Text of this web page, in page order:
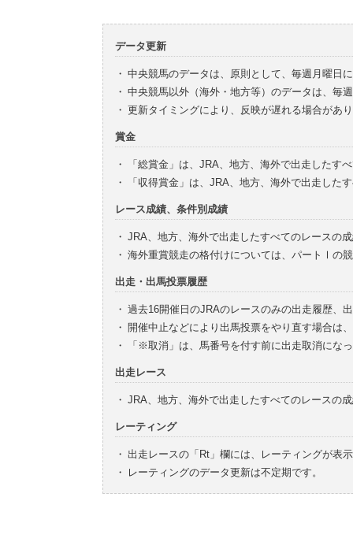
データ更新
・ 中央競馬のデータは、原則として、毎週月曜日
・ 中央競馬以外（海外・地方等）のデータは、毎
・ 更新タイミングにより、反映が遅れる場合があ
賞金
・
「総賞金」は、JRA、地方、海外で出走したす
・
「収得賞金」は、JRA、地方、海外で出走した
レース成績、条件別成績
・ JRA、地方、海外で出走したすべてのレースの
・ 海外重賞競走の格付けについては、パートⅠの
出走・出馬投票履歴
・ 過去16開催日のJRAのレースのみの出走履歴、
・ 開催中止などにより出馬投票をやり直す場合は
・
「※取消」は、馬番号を付す前に出走取消にな
出走レース
・ JRA、地方、海外で出走したすべてのレースの
レーティング
・ 出走レースの「Rt」欄には、レーティングが表
・
レーティングのデータ更新は不定期です。